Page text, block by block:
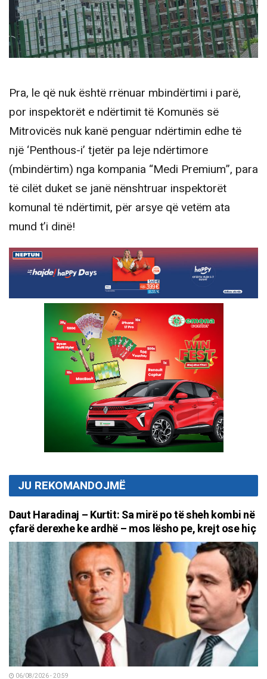
Pra, le që nuk është rrënuar mbindërtimi i parë,
por inspektorët e ndërtimit të Komunës së
Mitrovicës nuk kanë penguar ndërtimin edhe të
një ‘Penthous-i’ tjetër pa leje ndërtimore
(mbindërtim) nga kompania “Medi Premium”, para
të cilët duket se janë nënshtruar inspektorët
komunal të ndërtimit, për arsye që vetëm ata
mund t’i dinë!
JU REKOMANDOJMË
Daut Haradinaj – Kurtit: Sa mirë po të sheh kombi në
çfarë derexhe ke ardhë – mos lësho pe, krejt ose hiç
06/08/2026 - 20:59